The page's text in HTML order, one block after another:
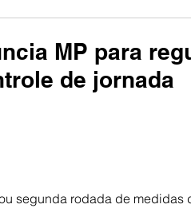
MP para
de jornada
segunda rodada de medidas